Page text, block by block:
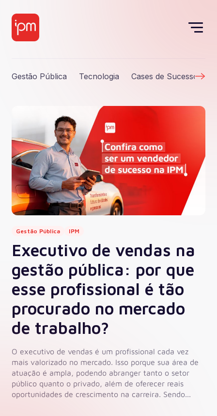
Gestão Pública Tecnologia Cases de Sucesso
Gestão Pública IPM
Executivo de vendas na
gestão pública: por que
esse profissional é tão
procurado no mercado
de trabalho?
O executivo de vendas é um profissional cada vez
mais valorizado no mercado. Isso porque sua área de
atuação é ampla, podendo abranger tanto o setor
público quanto o privado, além de oferecer reais
oportunidades de crescimento na carreira. Sendo...